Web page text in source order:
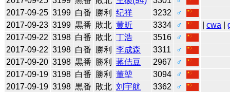
2017-09-25 3199 白番 勝利 纪祥 3232
♂
2017-09-23 3199 黒番 敗北 黄昕 3334 ♂ |cwa |
2017-09-22 3198 白番 敗北 丁浩 3516
♂
2017-09-22 3198 白番 勝利 李成森 3311
♂
2017-09-20 3198 黒番 勝利 蒋佶豆 2967
♂
2017-09-19 3198 白番 勝利 董堃 3094
♂
2017-09-19 3198 黒番 敗北 刘宇航 3362
♂